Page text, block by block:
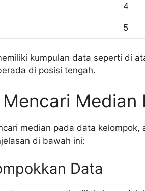
4
5
kumpulan data seperti di
di posisi tengah.
Median
median pada data
di bawah ini:
Data